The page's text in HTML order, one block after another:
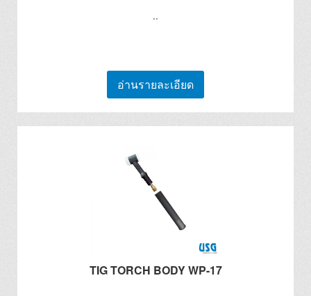
..
อ่านรายละเอียด
TIG TORCH BODY WP-17